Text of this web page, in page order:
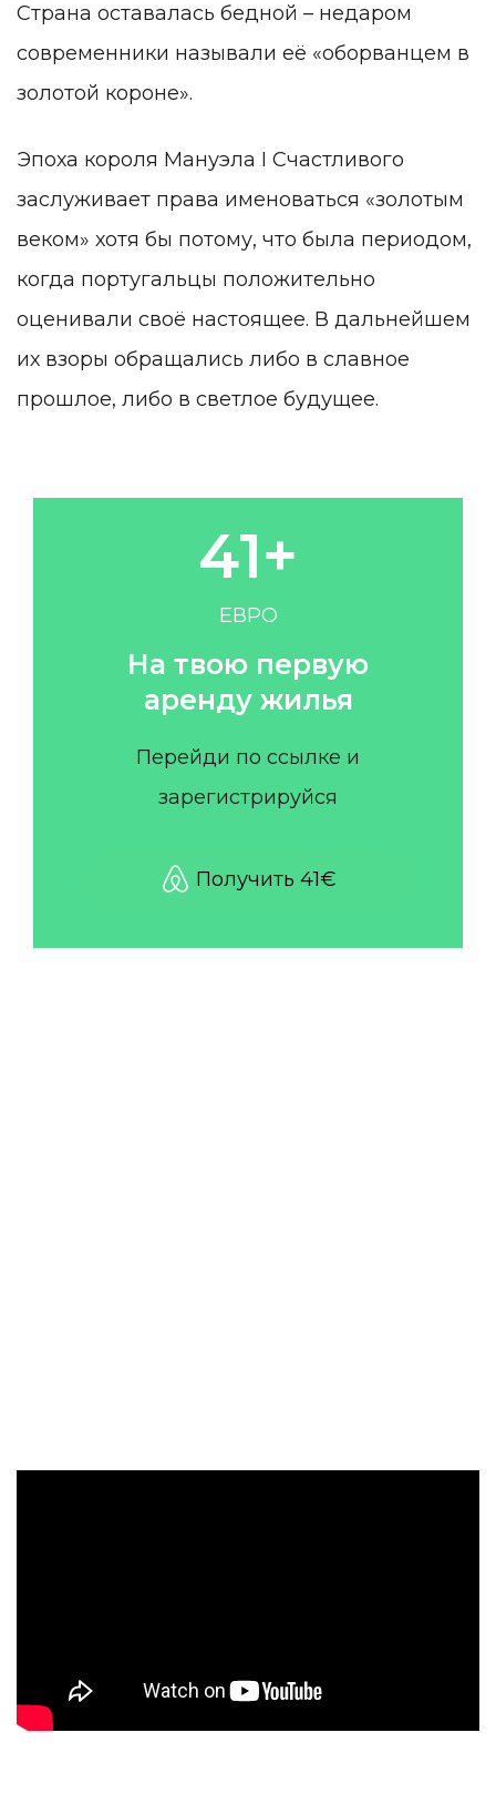
Страна оставалась бедной – недаром
современники называли её «оборванцем в
золотой короне».
Эпоха короля Мануэла I Счастливого
заслуживает права именоваться «золотым
веком» хотя бы потому, что была периодом,
когда португальцы положительно
оценивали своё настоящее. В дальнейшем
их взоры обращались либо в славное
прошлое, либо в светлое будущее.
0
1
3
4
5
6
7
8
9
0
1
2
3
4
5
6
+
ЕВРО
На твою первую
аренду жилья
Перейди по ссылке и
зарегистрируйся
Получить 41€